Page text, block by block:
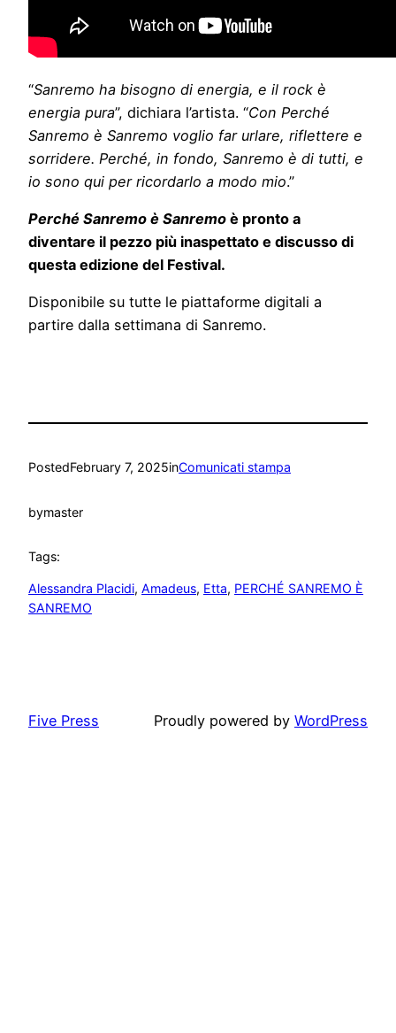
“Sanremo ha bisogno di energia, e il rock è
energia pura”, dichiara l’artista. “Con Perché
Sanremo è Sanremo voglio far urlare, riflettere e
sorridere. Perché, in fondo, Sanremo è di tutti, e
io sono qui per ricordarlo a modo mio.”
Perché Sanremo è Sanremo è pronto a
diventare il pezzo più inaspettato e discusso di
questa edizione del Festival.
Disponibile su tutte le piattaforme digitali a
partire dalla settimana di Sanremo.
PostedFebruary 7, 2025inComunicati stampa
bymaster
Tags:
Alessandra Placidi, Amadeus, Etta, PERCHÉ SANREMO È
SANREMO
Five Press Proudly powered by WordPress